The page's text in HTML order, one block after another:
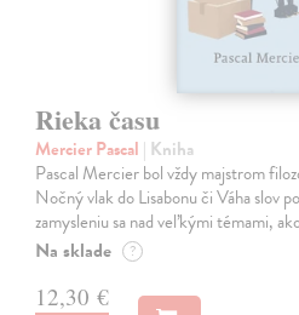
Rieka času
Mercier Pascal | Kniha
Pascal Mercier bol vždy majstrom
Nočný vlak do Lisabonu či Váha slov
zamysleniu sa nad veľkými témami,
Na sklade ?
12,30 €